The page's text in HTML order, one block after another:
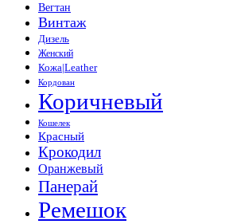
Вегтан
Винтаж
Дизель
Женский
Кожа|Leather
Кордован
Коричневый
Кошелек
Красный
Крокодил
Оранжевый
Панерай
Ремешок